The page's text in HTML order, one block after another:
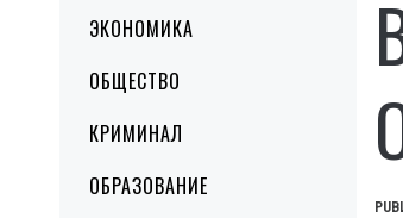
ЭКОНОМИКА
ОБЩЕСТВО
КРИМИНАЛ
ОБРАЗОВАНИЕ